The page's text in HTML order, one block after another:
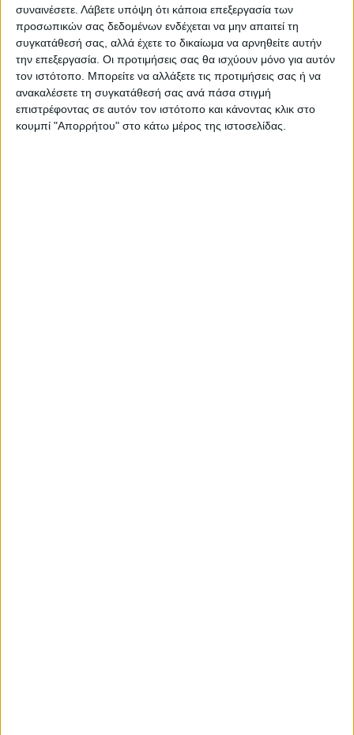
συναινέσετε. Λάβετε υπόψη ότι κάποια επεξεργασία των
προσωπικών σας δεδομένων ενδέχεται να μην απαιτεί τη
συγκατάθεσή σας, αλλά έχετε το δικαίωμα να αρνηθείτε αυτήν
την επεξεργασία. Οι προτιμήσεις σας θα ισχύουν μόνο για αυτόν
τον ιστότοπο. Μπορείτε να αλλάξετε τις προτιμήσεις σας ή να
ανακαλέσετε τη συγκατάθεσή σας ανά πάσα στιγμή
επιστρέφοντας σε αυτόν τον ιστότοπο και κάνοντας κλικ στο
κουμπί "Απορρήτου" στο κάτω μέρος της ιστοσελίδας.